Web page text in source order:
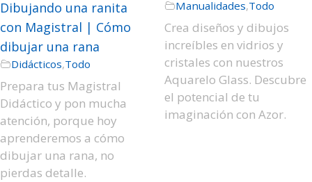
Dibujando una ranita
con Magistral | Cómo
dibujar una rana
Didácticos,Todo
Prepara tus Magistral
Didáctico y pon mucha
atención, porque hoy
aprenderemos a cómo
dibujar una rana, no
pierdas detalle.
Manualidades,Todo
Crea diseños y dibujos
increíbles en vidrios y
cristales con nuestros
Aquarelo Glass. Descubre
el potencial de tu
imaginación con Azor.